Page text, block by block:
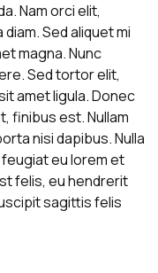
Nam orci elit,
Sed aliquet mi
magna. Nunc
Sed tortor elit,
amet ligula. Donec
finibus est. Nullam
nisi dapibus. Nulla
eu lorem et
felis, eu hendrerit
sagittis felis